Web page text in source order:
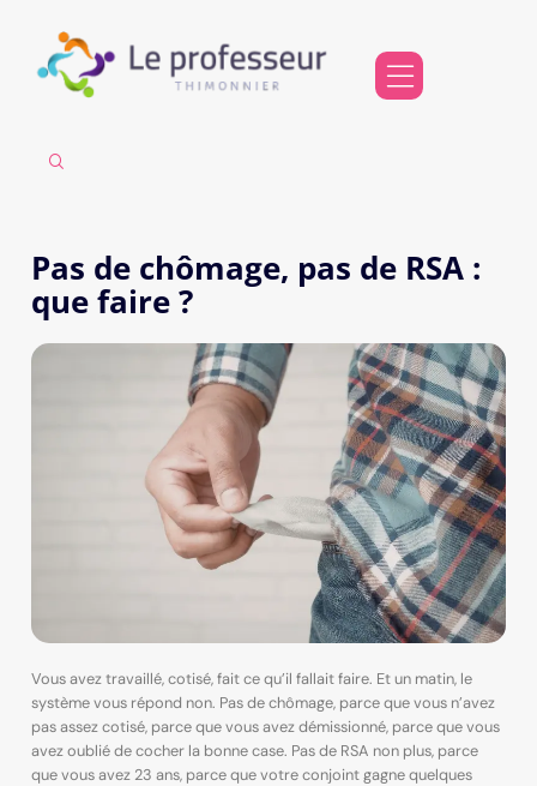
Pas de chômage, pas de RSA :
que faire ?
Vous avez travaillé, cotisé, fait ce qu’il fallait faire. Et un matin, le
système vous répond non. Pas de chômage, parce que vous n’avez
pas assez cotisé, parce que vous avez démissionné, parce que vous
avez oublié de cocher la bonne case. Pas de RSA non plus, parce
que vous avez 23 ans, parce que votre conjoint gagne quelques